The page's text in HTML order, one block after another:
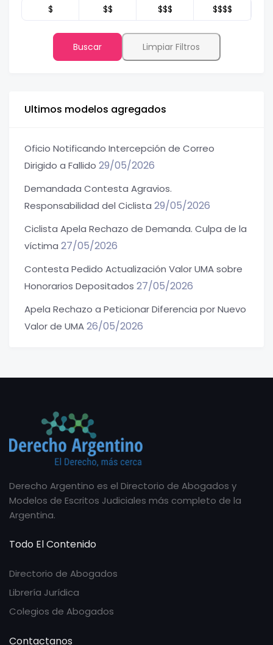
$ $$ $$$ $$$$
Buscar Limpiar Filtros
Ultimos modelos agregados
Oficio Notificando Intercepción de Correo
Dirigido a Fallido 29/05/2026
Demandada Contesta Agravios.
Responsabilidad del Ciclista 29/05/2026
Ciclista Apela Rechazo de Demanda. Culpa de la
víctima 27/05/2026
Contesta Pedido Actualización Valor UMA sobre
Honorarios Depositados 27/05/2026
Apela Rechazo a Peticionar Diferencia por Nuevo
Valor de UMA26/05/2026
Derecho Argentino es el Directorio de Abogados y
Modelos de Escritos Judiciales más completo de la
Argentina.
Todo El Contenido
Directorio de Abogados
Librería Jurídica
Colegios de Abogados
Contactanos